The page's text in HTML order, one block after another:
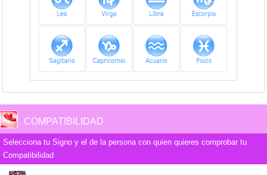
COMPATIBILIDAD
Selecciona tu Signo y el de la persona con quien quieres comprobar tu
Compatibilidad